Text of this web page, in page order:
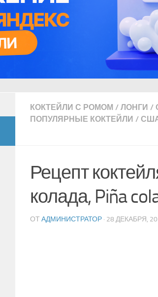
КОКТЕЙЛИ С РОМОМ / ЛОНГИ /
ПОПУЛЯРНЫЕ КОКТЕЙЛИ /
Рецепт
колада, Piña
ОТ АДМИНИСТРАТОР · 28 ДЕКАБРЯ,